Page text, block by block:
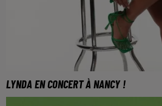
LYNDA EN CONCERT À NANCY !
Lynda sera en concert le 26